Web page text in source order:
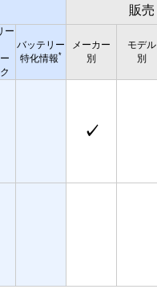
販売
ー
バッテリー
特化情報*
メーカー
別
モデル
別
✓